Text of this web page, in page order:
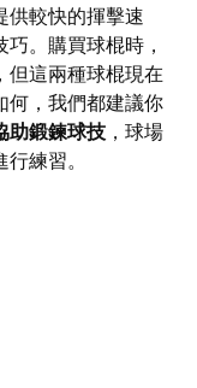
供較快的揮擊速
。購買球棍時，
但這兩種球棍現在
何，我們都建議你
助鍛鍊球技 ，球場
練習。